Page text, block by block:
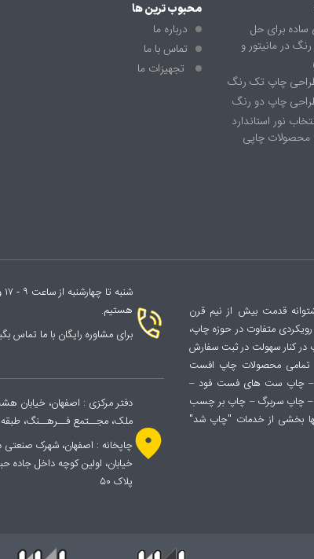
ساده برای حل
در مانیتور و
چاپ تک رنگ
چاپ دو رنگ
نور استاندارد
محصولات چاپی
محبوب ترین ها
درباره ما
تماس با ما
تجهیزات ما
قدمت بیش از نیم قرن
و هم اکنون با رویکردی متفاوت در حوزه چاپ،
کنار سهولت در ثبت سفارش
محصولات چاپ افست
– چاپ ست های فست فود –
– چاپ سربرگ – چاپ بر چسب
بخشی از خدمات "چاپ شد"
هستیم.
برای مشاوره رایگان با ما تماس
دفتر مرکزی : اصفهان، خیابان
ملک، مجــتمع فــرهــنگ، طبقه 2، واحد 202
پلاک ۵۰